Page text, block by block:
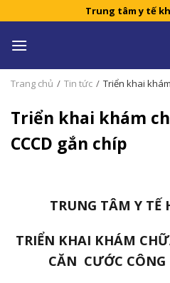
to
content
Trung tâm y tế
Trang chủ / Tin tức / Triển khai
Triển khai khám
CCCD gắn chíp
TRUNG TÂM Y TẾ
TRIỂN KHAI KHÁM
CĂN CƯỚC